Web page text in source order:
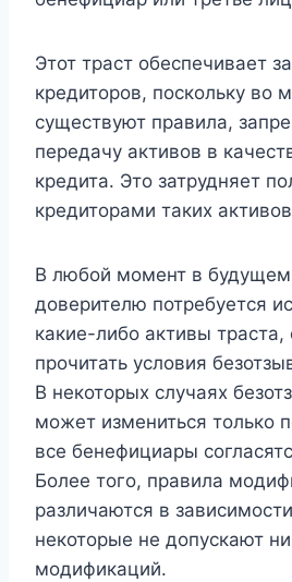
Этот траст обеспечивает
кредиторов, поскольку во
существуют правила,
передачу активов в
кредита. Это затрудняет
кредиторами таких
В любой момент в
доверителю потребуется
какие-либо активы траста,
прочитать условия
В некоторых случаях
может измениться только
все бенефициары
Более того, правила
различаются в
некоторые не допускают
модификаций.